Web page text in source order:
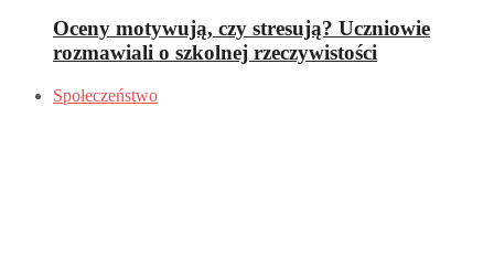
Oceny motywują, czy stresują? Uczniowie
rozmawiali o szkolnej rzeczywistości
Społeczeństwo